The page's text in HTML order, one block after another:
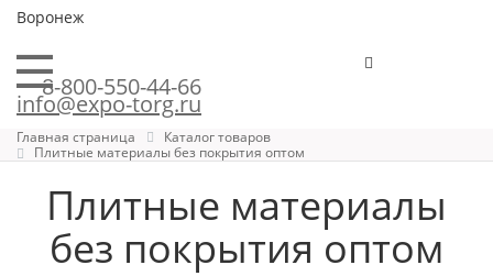
Воронеж
8-800-550-44-66
info@expo-torg.ru
Главная страница
Каталог товаров
Плитные материалы без покрытия оптом
Плитные материалы
без покрытия оптом